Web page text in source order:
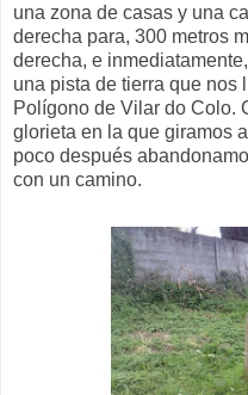
una zona de casas y una
derecha para, 300 metros
derecha, e
una pista de tierra que nos
Polígono de Vilar do Colo.
glorieta en la que giramos
poco después
con un camino.